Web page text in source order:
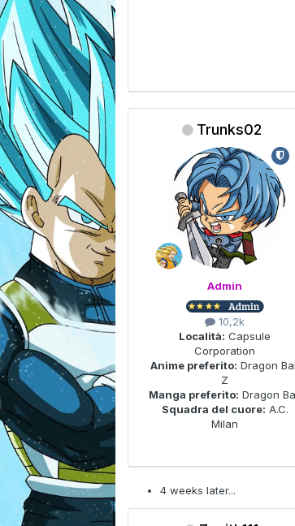
Trunks02
Admin
10,2k
Località: Capsule
Corporation
Anime preferito: Dragon
Z
Manga preferito: Dragon
Squadra del cuore: A.C.
Milan
4 weeks later...